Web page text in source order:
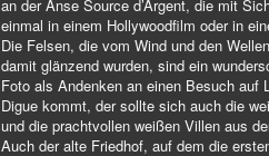
an der Anse Source d’Argent, die mit
einmal in einem Hollywoodfilm oder in
Die Felsen, die vom Wind und den
damit glänzend wurden, sind ein
Foto als Andenken an einen Besuch auf
Digue kommt, der sollte sich auch die
und die prachtvollen weißen Villen aus
Auch der alte Friedhof, auf dem die